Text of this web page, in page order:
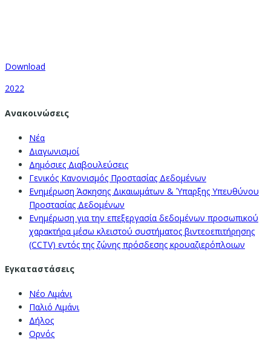
Download
2022
Ανακοινώσεις
Νέα
Διαγωνισμοί
Δημόσιες Διαβουλεύσεις
Γενικός Κανονισμός Προστασίας Δεδομένων
Ενημέρωση Άσκησης Δικαιωμάτων & Ύπαρξης Υπευθύνου
Προστασίας Δεδομένων
Ενημέρωση για την επεξεργασία δεδομένων προσωπικού
χαρακτήρα μέσω κλειστού συστήματος βιντεοεπιτήρησης
(CCTV) εντός της ζώνης πρόσδεσης κρουαζιερόπλοιων
Εγκαταστάσεις
Νέο Λιμάνι
Παλιό Λιμάνι
Δήλος
Ορνός